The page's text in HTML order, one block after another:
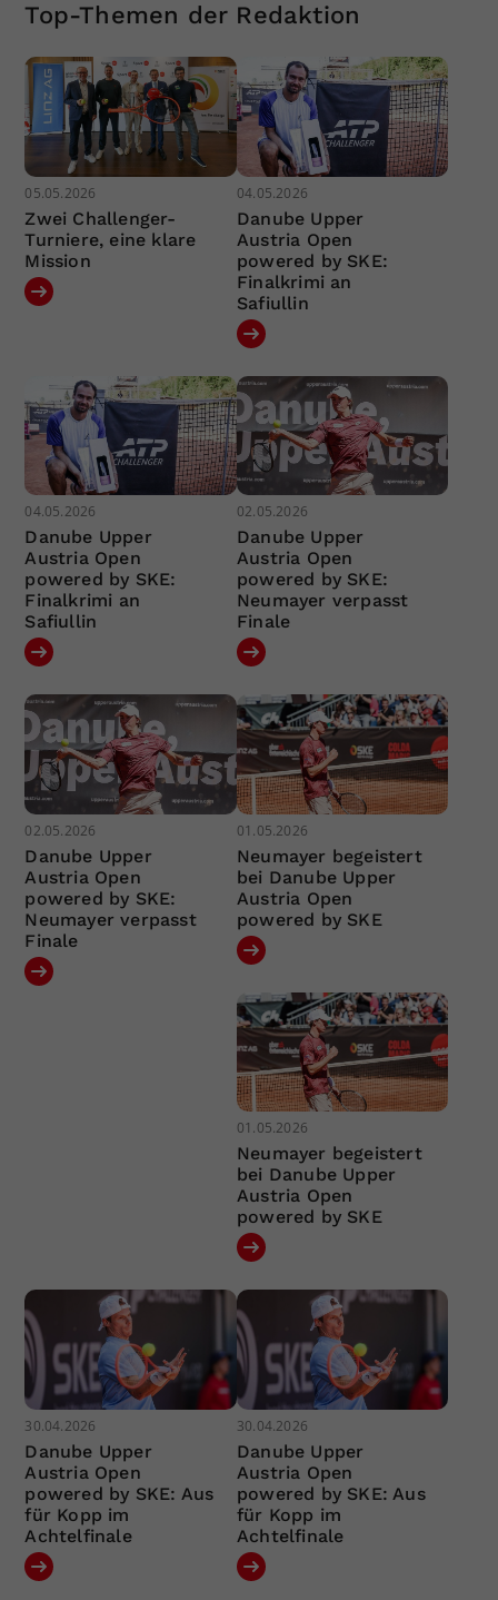
Top-Themen der Redaktion
05.05.2026
Zwei Challenger-
Turniere, eine klare
Mission
04.05.2026
Danube Upper
Austria Open
powered by SKE:
Finalkrimi an
Safiullin
04.05.2026
Danube Upper
Austria Open
powered by SKE:
Finalkrimi an
Safiullin
02.05.2026
Danube Upper
Austria Open
powered by SKE:
Neumayer verpasst
Finale
02.05.2026
Danube Upper
Austria Open
powered by SKE:
Neumayer verpasst
Finale
01.05.2026
Neumayer begeistert
bei Danube Upper
Austria Open
powered by SKE
01.05.2026
Neumayer begeistert
bei Danube Upper
Austria Open
powered by SKE
30.04.2026
Danube Upper
Austria Open
powered by SKE: Aus
für Kopp im
Achtelfinale
30.04.2026
Danube Upper
Austria Open
powered by SKE: Aus
für Kopp im
Achtelfinale